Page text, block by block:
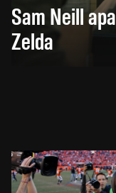
Sam Neill
Zelda